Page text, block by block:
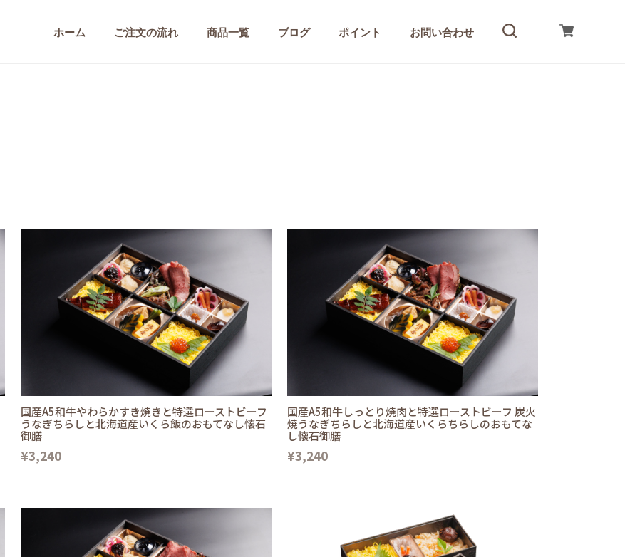
ホーム ご注文の流れ 商品一覧 ブログ ポイント お問い合わせ
国産A5和牛やわらかすき焼きと特選ローストビーフ
うなぎちらしと北海道産いくら飯のおもてなし懐石
御膳
¥3,240
国産A5和牛しっとり焼肉と特選ローストビーフ 炭火
焼うなぎちらしと北海道産いくらちらしのおもてな
し懐石御膳
¥3,240